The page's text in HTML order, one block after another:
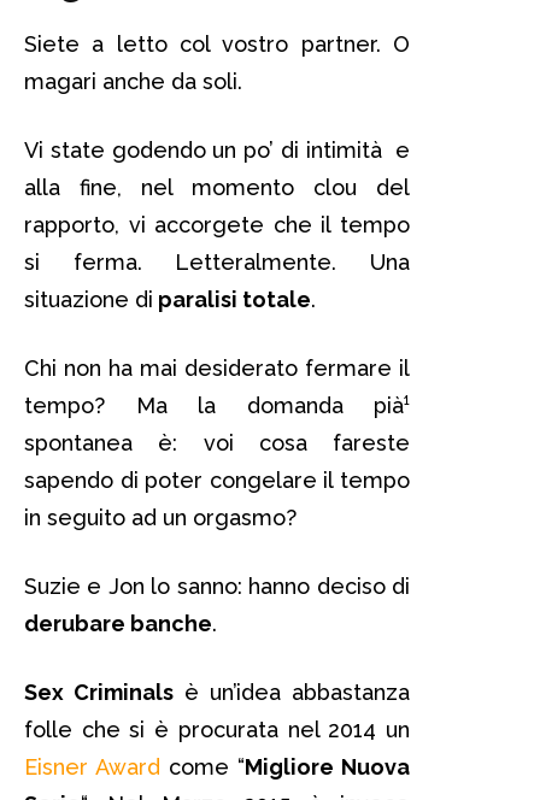
Siete a letto col vostro partner. O
magari anche da soli.
Vi state godendo un po’ di intimità e
alla fine, nel momento clou del
rapporto, vi accorgete che il tempo
si ferma. Letteralmente. Una
situazione di paralisi totale.
Chi non ha mai desiderato fermare il
tempo? Ma la domanda pià¹
spontanea è: voi cosa fareste
sapendo di poter congelare il tempo
in seguito ad un orgasmo?
Suzie e Jon lo sanno: hanno deciso di
derubare banche.
Sex Criminals è un’idea abbastanza
folle che si è procurata nel 2014 un
Eisner Award come “Migliore Nuova